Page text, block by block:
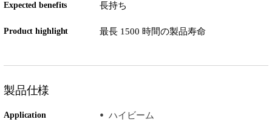
Expected benefits 長持ち
Product highlight 最長 1500 時間の製品寿命
製品仕様
Application
ハイビーム